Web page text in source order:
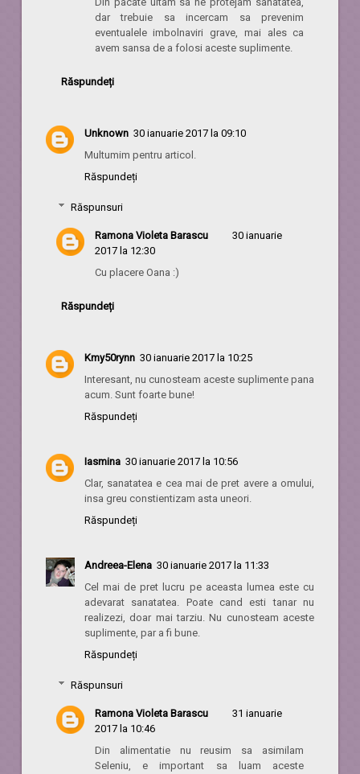
dar trebuie sa incercam sa prevenim
eventualele imbolnaviri grave, mai ales ca
avem sansa de a folosi aceste suplimente.
Răspundeți
Unknown 30 ianuarie 2017 la 09:10
Multumim pentru articol.
Răspundeți
Răspunsuri
Ramona Violeta Barascu
30 ianuarie
2017 la 12:30
Cu placere Oana :)
Răspundeți
Kmy50rynn 30 ianuarie 2017 la 10:25
Interesant, nu cunosteam aceste suplimente pana
acum. Sunt foarte bune!
Răspundeți
Iasmina 30 ianuarie 2017 la 10:56
Clar, sanatatea e cea mai de pret avere a omului,
insa greu constientizam asta uneori.
Răspundeți
Andreea-Elena 30 ianuarie 2017 la 11:33
Cel mai de pret lucru pe aceasta lumea este cu
adevarat sanatatea. Poate cand esti tanar nu
realizezi, doar mai tarziu. Nu cunosteam aceste
suplimente, par a fi bune.
Răspundeți
Răspunsuri
Ramona Violeta Barascu
31 ianuarie
2017 la 10:46
Din alimentatie nu reusim sa asimilam
Seleniu, e important sa luam aceste